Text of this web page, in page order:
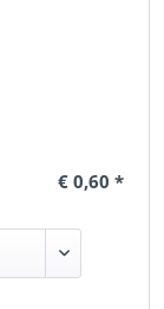
€ 0,60 *